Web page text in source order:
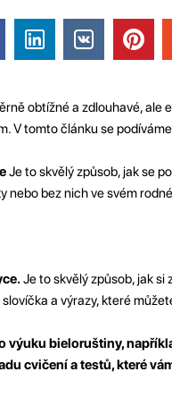
obtížné a zdlouhavé,
V tomto článku se
Je to skvělý způsob, jak se
nebo bez nich ve svém
Je to skvělý způsob, jak si
a výrazy, které
bieloruštiny,
cvičení a testů, které